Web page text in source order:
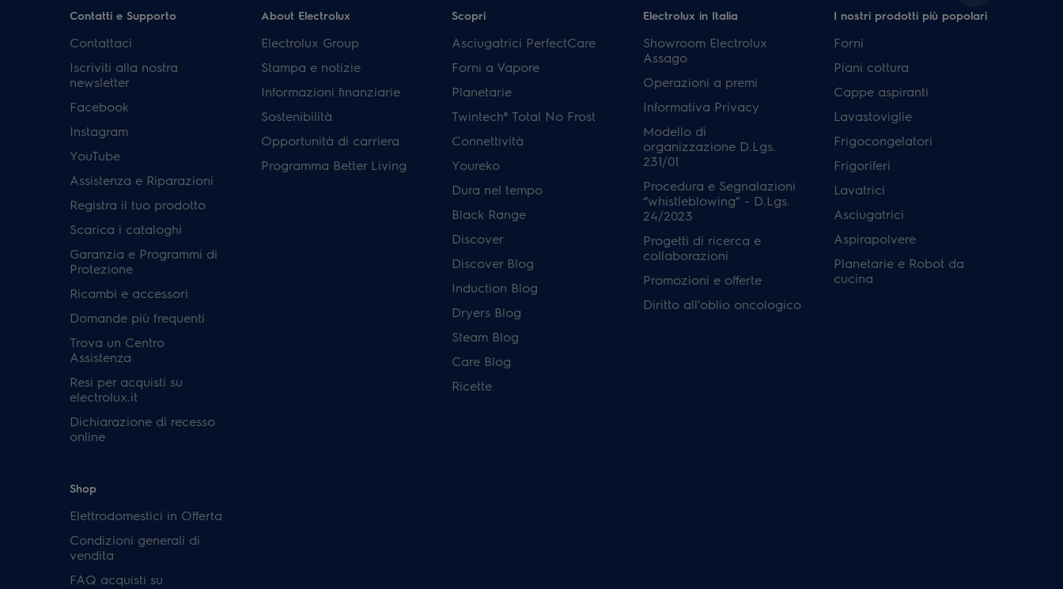
Contatti e Supporto
Contattaci
Iscriviti alla nostra
newsletter
Facebook
Instagram
YouTube
Assistenza e Riparazioni
Registra il tuo prodotto
Scarica i cataloghi
Garanzia e Programmi di
Protezione
Ricambi e accessori
Domande più frequenti
Trova un Centro
Assistenza
Resi per acquisti su
electrolux.it
Dichiarazione di recesso
online
About Electrolux
Electrolux Group
Stampa e notizie
Informazioni finanziarie
Sostenibilità
Opportunità di carriera
Programma Better Living
Scopri
Asciugatrici PerfectCare
Forni a Vapore
Planetarie
Twintech® Total No Frost
Connettività
Youreko
Dura nel tempo
Black Range
Discover
Discover Blog
Induction Blog
Dryers Blog
Steam Blog
Care Blog
Ricette
Electrolux in Italia
Showroom Electrolux
Assago
Operazioni a premi
Informativa Privacy
Modello di
organizzazione D.Lgs.
231/01
Procedura e Segnalazioni
“whistleblowing” - D.Lgs.
24/2023
Progetti di ricerca e
collaborazioni
Promozioni e offerte
Diritto all'oblio oncologico
I nostri prodotti più popolari
Forni
Piani cottura
Cappe aspiranti
Lavastoviglie
Frigocongelatori
Frigoriferi
Lavatrici
Asciugatrici
Aspirapolvere
Planetarie e Robot da
cucina
Shop
Elettrodomestici in Offerta
Condizioni generali di
vendita
FAQ acquisti su